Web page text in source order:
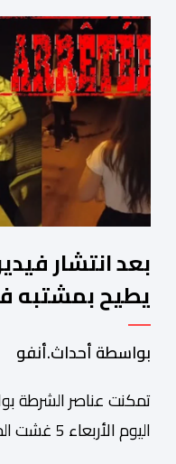
بعد انتشار
يطيح بمشتبه
سائحين
بواسطة أحداث.أنفو
تمكنت عناصر الشرطة
اليوم